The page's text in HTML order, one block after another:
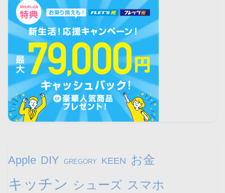
Apple DIY GREGORY KEEN お金
キッチン シューズ スマホ